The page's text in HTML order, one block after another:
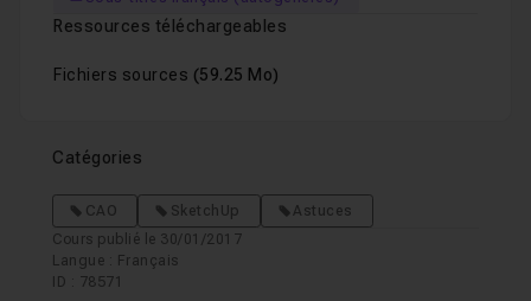
Ressources téléchargeables
Fichiers sources (59.25 Mo)
Catégories
CAO SketchUp
Astuces
Cours publié le 30/01/2017
Langue : Français
ID : 78571